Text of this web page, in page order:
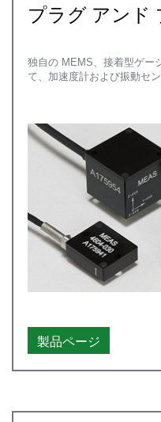
プラグ アンド
独自の MEMS、接着型ゲー
て、加速度計および振動セ
製品ページ